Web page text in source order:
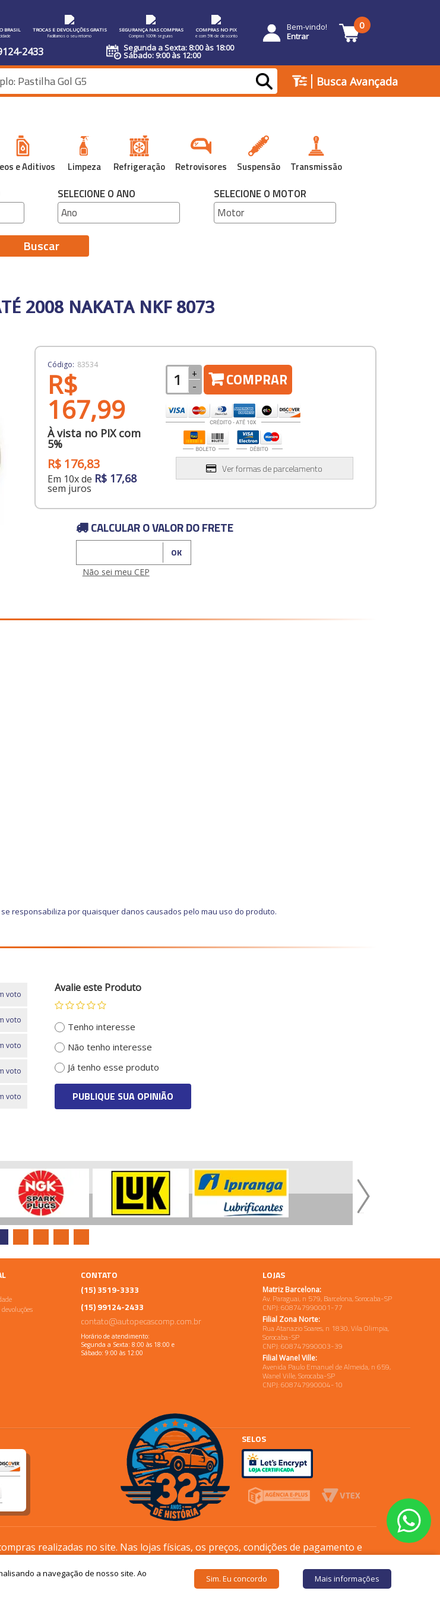
BRASIL TROCAS E DEVOLUÇÕES GRATIS
Facilitamos o seu retorno
SEGURANÇA NAS COMPRAS
Compras 100% seguras
COMPRAS NO PIX
e com 5% de desconto
2433 Segunda a Sexta: 8:00 às 18:00
Sábado: 9:00 às 12:00
Bem-vindo!
Entrar
0
| Busca Avançada
e Aditivos Limpeza Refrigeração Retrovisores Suspensão Transmissão
SELECIONE O ANO SELECIONE O MOTOR
Buscar
2008 NAKATA NKF 8073
Código: 83534
R$
167,99
À vista no PIX com
5%
R$ 176,83
Em 10x de R$ 17,68
sem juros
+
-
COMPRAR
Ver formas de parcelamento
CALCULAR O VALOR DO FRETE
Não sei meu CEP
responsabiliza por quaisquer danos causados pelo mau uso do produto.
voto
voto
voto
voto
voto
Avalie este Produto
Tenho interesse
Não tenho interesse
Já tenho esse produto
PUBLIQUE SUA OPINIÃO
CONTATO
(15) 3519-3333
(15) 99124-2433
contato@autopecascomp.com.br
Horário de atendimento:
Segunda a Sexta: 8:00 às 18:00 e
Sábado: 9:00 às 12:00
LOJAS
Matriz Barcelona:
Av. Paraguai, n 579, Barcelona, Sorocaba-SP
CNPJ: 608747990001-77
Filial Zona Norte:
Rua Atanazio Soares, n 1830, Vila Olimpia,
Sorocaba-SP
CNPJ: 608747990003-39
Filial Wanel Ville:
Avenida Paulo Emanuel de Almeida, n 659,
Wanel Ville, Sorocaba-SP
CNPJ: 608747990004-10
SELOS
realizadas no site. Nas lojas físicas, os preços, condições de pagamento e
sofrer alterações sem aviso prévio
a navegação de nosso site. Ao
Sim. Eu concordo Mais informações